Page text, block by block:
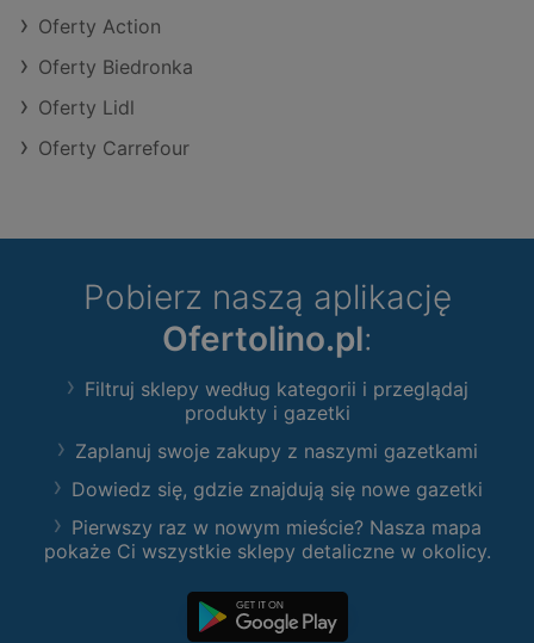
Oferty Action
Oferty Biedronka
Oferty Lidl
Oferty Carrefour
Pobierz naszą aplikację
Ofertolino.pl:
Filtruj sklepy według kategorii i przeglądaj
produkty i gazetki
Zaplanuj swoje zakupy z naszymi gazetkami
Dowiedz się, gdzie znajdują się nowe gazetki
Pierwszy raz w nowym mieście? Nasza mapa
pokaże Ci wszystkie sklepy detaliczne w okolicy.